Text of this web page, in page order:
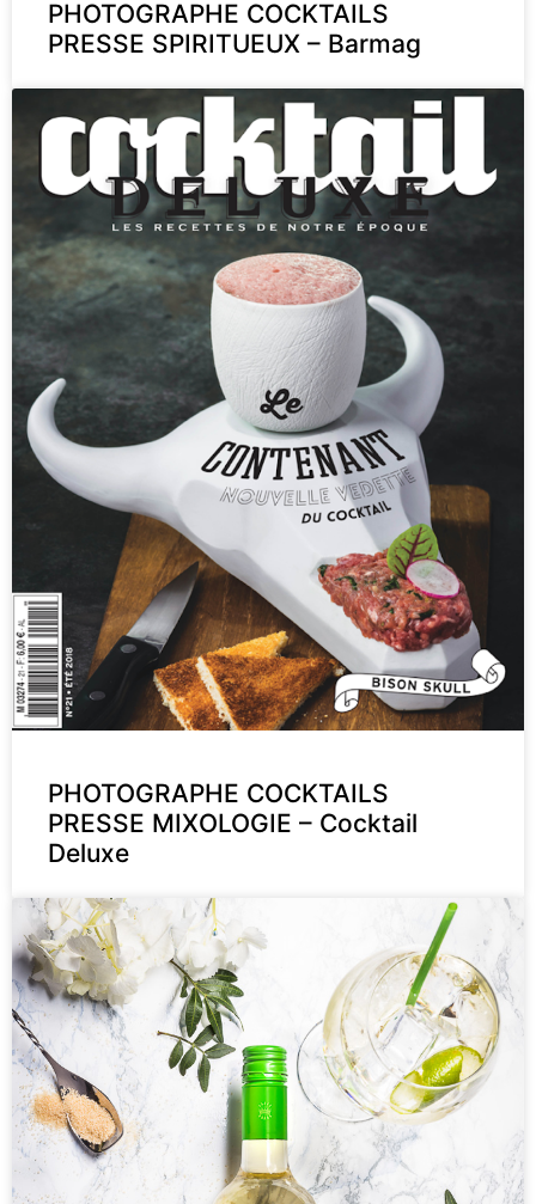
PHOTOGRAPHE COCKTAILS
PRESSE SPIRITUEUX – Barmag
PHOTOGRAPHE COCKTAILS
PRESSE MIXOLOGIE – Cocktail
Deluxe